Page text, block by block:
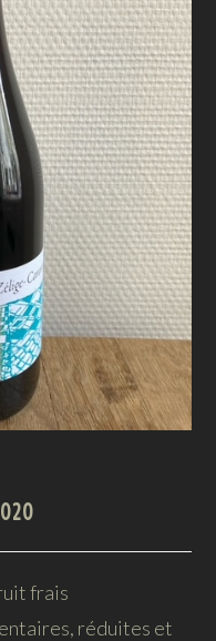
frais
réduites et